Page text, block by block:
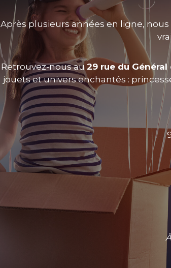
Après plusieurs années en ligne,
Retrouvez-nous au29 rue du
jouets et univers enchantés :